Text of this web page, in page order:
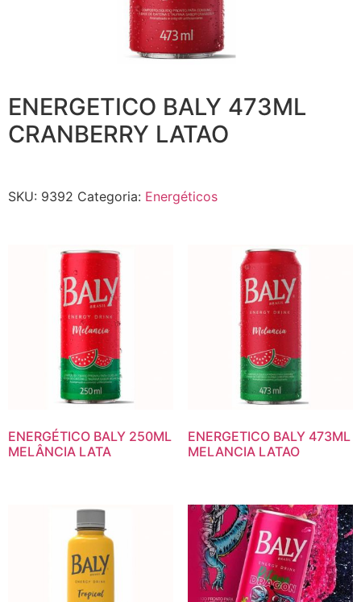
ENERGETICO BALY 473ML
CRANBERRY LATAO
SKU: 9392 Categoria: Energéticos
ENERGÉTICO BALY 250ML
MELÂNCIA LATA
ENERGETICO BALY 473ML
MELANCIA LATAO